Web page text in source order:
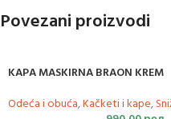
Povezani proizvodi
KAPA MASKIRNA BRAON KREM
Odeća i obuća,Kačketi i kape,